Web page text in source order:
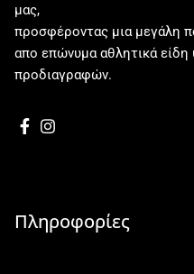
μας,
προσφέροντας μια μεγάλη
απο επώνυμα αθλητικά
προδιαγραφών.
Πληροφορίες